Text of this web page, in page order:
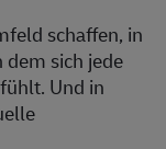
schaffen, in
sich jede
Und in